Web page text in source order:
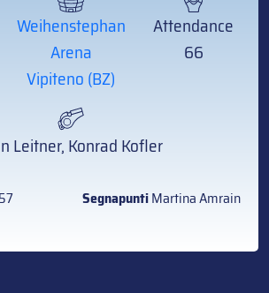
Weihenstephan
Arena
Vipiteno (BZ)
Attendance
66
Leitner, Konrad Kofler
SegnapuntiMartina Amrain